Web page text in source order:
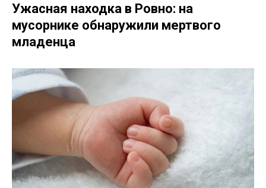
Ужасная находка в Ровно: на
мусорнике обнаружили мертвого
младенца